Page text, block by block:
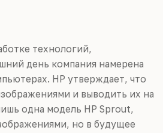
технологий,
день компания намерена
HP утверждает, что
и выводить их на
одна модель HP Sprout,
но в будущее